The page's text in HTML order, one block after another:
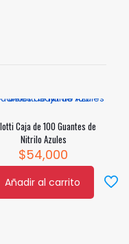
Caja de 100 Guantes de
Nitrilo Azules
$54,000
Añadir al carrito